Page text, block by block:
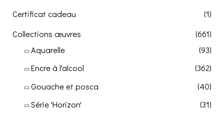
Certificat cadeau
(1)
Collections œuvres
(661)
Aquarelle
(93)
Encre à l'alcool
(362)
Gouache et posca
(40)
Série 'Horizon'
(31)